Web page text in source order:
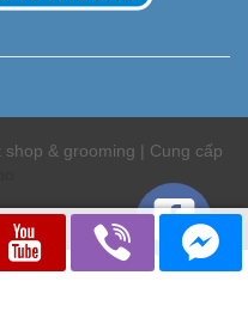
& grooming | Cung cấp